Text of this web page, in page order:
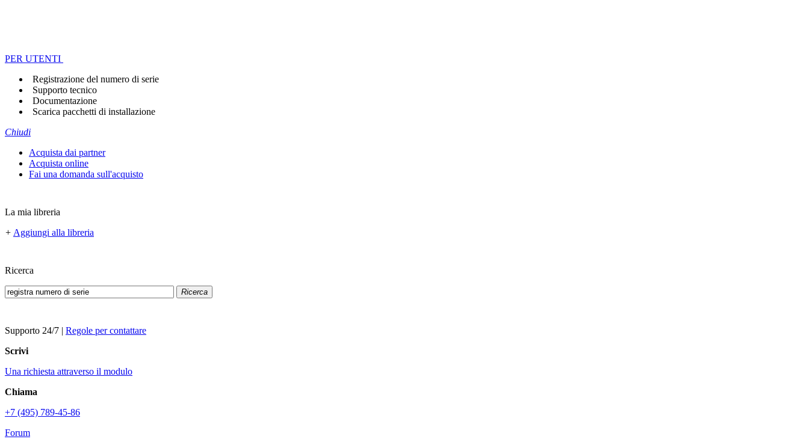
PER UTENTI
Registrazione del numero di serie
Supporto tecnico
Documentazione
Scarica pacchetti di installazione
Chiudi
Acquista dai partner
Acquista online
Fai una domanda sull'acquisto
La mia libreria
+ Aggiungi alla libreria
Ricerca
Ricerca
Supporto 24/7 | Regole per contattare
Scrivi
Una richiesta attraverso il modulo
Chiama
+7 (495) 789-45-86
Forum